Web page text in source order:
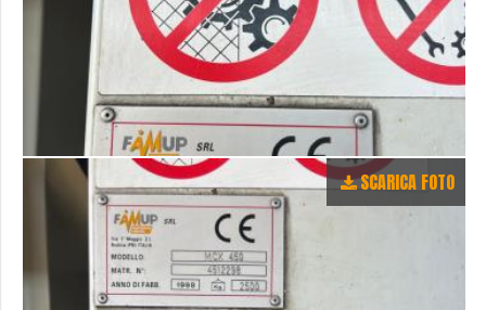
SCARICA FOTO